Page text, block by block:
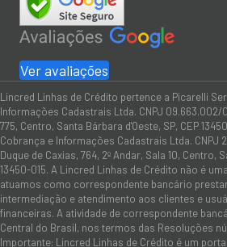
Ver avaliações
Lincred Linhas de Crédito pertence a Picarelli
Informações Cadastrais Ltda. CNPJ 09.663.002/
775, Centro, Santa Bárbara d'Oeste, SP, CEP
Cobrança e Informações Cadastrais Ltda. CNPJ
Duque de Caxias, 764, 2º Andar, Sala 10, Centro,
13450-015. A Lincred Linhas de Crédito não é
atuamos como correspondente bancário
intermediação e atendimento aos clientes e
financeiras. A atividade de correspondente
Central do Brasil, nos termos das Resoluções
Importante: Lincred Linhas de Crédito é um